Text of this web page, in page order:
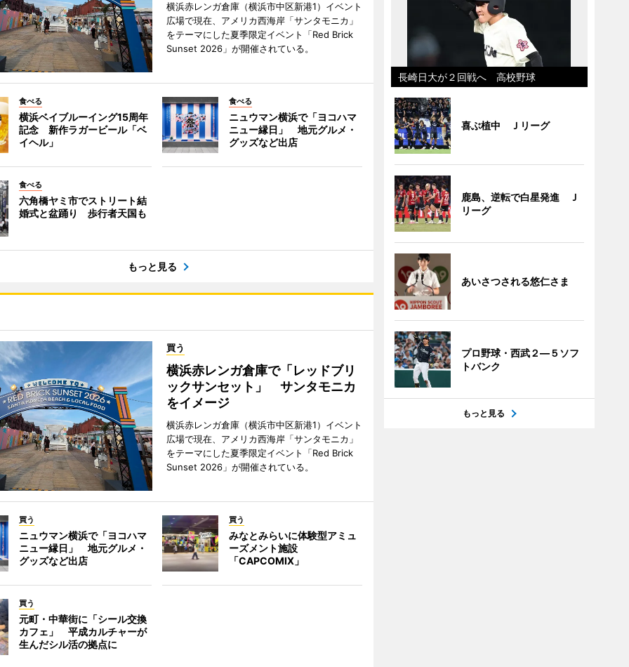
横浜赤レンガ倉庫（横浜市中区新港1）イベント
広場で現在、アメリカ西海岸「サンタモニカ」
をテーマにした夏季限定イベント「Red Brick
Sunset 2026」が開催されている。
食べる
横浜ベイブルーイング15周年
記念 新作ラガービール「ベ
イヘル」
食べる
ニュウマン横浜で「ヨコハマ
ニュー縁日」 地元グルメ・
グッズなど出店
食べる
六角橋ヤミ市でストリート結
婚式と盆踊り 歩行者天国も
もっと見る
買う
横浜赤レンガ倉庫で「レッドブリ
ックサンセット」 サンタモニカ
をイメージ
横浜赤レンガ倉庫（横浜市中区新港1）イベント
広場で現在、アメリカ西海岸「サンタモニカ」
をテーマにした夏季限定イベント「Red Brick
Sunset 2026」が開催されている。
買う
ニュウマン横浜で「ヨコハマ
ニュー縁日」 地元グルメ・
グッズなど出店
買う
みなとみらいに体験型アミュ
ーズメント施設
「CAPCOMIX」
買う
元町・中華街に「シール交換
カフェ」 平成カルチャーが
生んだシル活の拠点に
長崎日大が２回戦へ 高校野球
喜ぶ植中 Ｊリーグ
鹿島、逆転で白星発進 Ｊ
リーグ
あいさつされる悠仁さま
プロ野球・西武２―５ソフ
トバンク
もっと見る